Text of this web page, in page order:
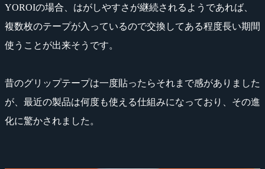
YOROIの場合、はがしやすさが継続されるようであれば、
複数枚のテープが入っているので交換してある程度長い期間
使うことが出来そうです。
昔のグリップテープは一度貼ったらそれまで感がありました
が、最近の製品は何度も使える仕組みになっており、その進
化に驚かされました。